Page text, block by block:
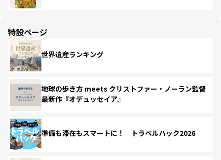
特設ページ
世界遺産ランキング
地球の歩き方 meets クリストファー・ノーラン監督
最新作『オデュッセイア』
準備も滞在もスマートに！ トラベルハック2026